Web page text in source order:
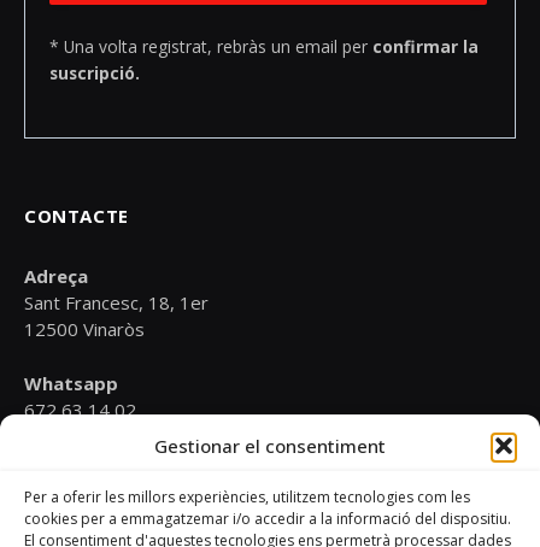
Gestionar el consentiment
Per a oferir les millors experiències, utilitzem tecnologies com les
cookies per a emmagatzemar i/o accedir a la informació del dispositiu.
El consentiment d'aquestes tecnologies ens permetrà processar dades
* Una volta registrat, rebràs un email per confirmar la
suscripció.
CONTACTE
Adreça
Sant Francesc, 18, 1er
12500 Vinaròs
Whatsapp
672 63 14 02
psoevinaros@gmail.com